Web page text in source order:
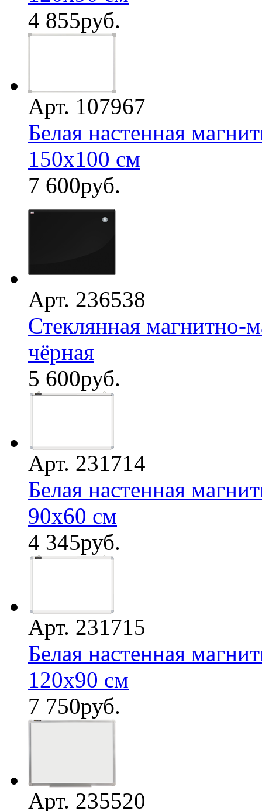
4 855руб.
Арт. 107967
Белая настенная
150х100 см
7 600руб.
Арт. 236538
Стеклянная магнитно-
чёрная
5 600руб.
Арт. 231714
Белая настенная
90х60 см
4 345руб.
Арт. 231715
Белая настенная
120х90 см
7 750руб.
Арт. 235520